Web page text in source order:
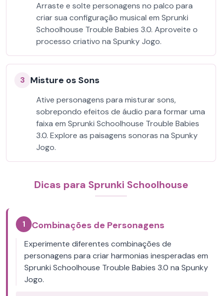
Arraste e solte personagens no palco para
criar sua configuração musical em Sprunki
Schoolhouse Trouble Babies 3.0. Aproveite o
processo criativo na Spunky Jogo.
3 Misture os Sons
Ative personagens para misturar sons,
sobrepondo efeitos de áudio para formar uma
faixa em Sprunki Schoolhouse Trouble Babies
3.0. Explore as paisagens sonoras na Spunky
Jogo.
Dicas para Sprunki Schoolhouse
1 Combinações de Personagens
Experimente diferentes combinações de
personagens para criar harmonias inesperadas em
Sprunki Schoolhouse Trouble Babies 3.0 na Spunky
Jogo.